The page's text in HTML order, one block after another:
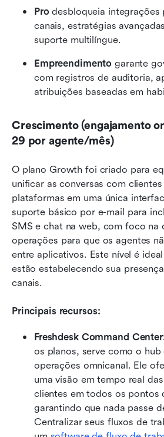
Pro desbloqueia integrações
canais, estratégias
suporte multilíngue.
Empreendimento garante
com registros de auditoria,
atribuições baseadas em
Crescimento (engajamento
29 por agente/mês)
O plano Growth foi criado para
unificar as conversas com clientes
plataformas em uma única
suporte básico por e-mail para
SMS e chat na web, com foco na
operações para que os agentes
entre aplicativos. Este nível é
estão estabelecendo sua
canais.
Principais recursos:
Freshdesk Command
os planos, serve como o hub
operações omnicanal. Ele
uma visão em tempo real
clientes em todos os pontos
garantindo que nada passe
Centralizar seus fluxos de